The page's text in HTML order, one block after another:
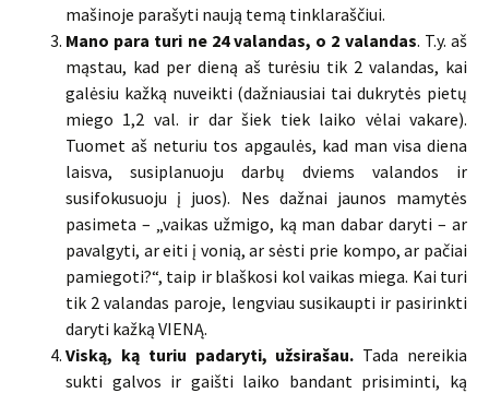
mašinoje parašyti naują temą tinklaraščiui.
Mano para turi ne 24 valandas, o 2 valandas. T.y. aš
mąstau, kad per dieną aš turėsiu tik 2 valandas, kai
galėsiu kažką nuveikti (dažniausiai tai dukrytės pietų
miego 1,2 val. ir dar šiek tiek laiko vėlai vakare).
Tuomet aš neturiu tos apgaulės, kad man visa diena
laisva, susiplanuoju darbų dviems valandos ir
susifokusuoju į juos). Nes dažnai jaunos mamytės
pasimeta – „vaikas užmigo, ką man dabar daryti – ar
pavalgyti, ar eiti į vonią, ar sėsti prie kompo, ar pačiai
pamiegoti?“, taip ir blaškosi kol vaikas miega. Kai turi
tik 2 valandas paroje, lengviau susikaupti ir pasirinkti
daryti kažką VIENĄ.
Viską, ką turiu padaryti, užsirašau. Tada nereikia
sukti galvos ir gaišti laiko bandant prisiminti, ką